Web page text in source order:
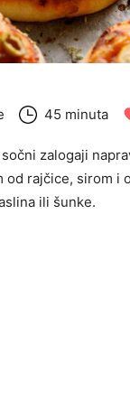
45 minuta
zalogaji
od rajčice, sirom i
ili šunke.